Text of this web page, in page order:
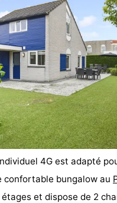
4G est adapté
confortable bungalow au
et dispose de 2